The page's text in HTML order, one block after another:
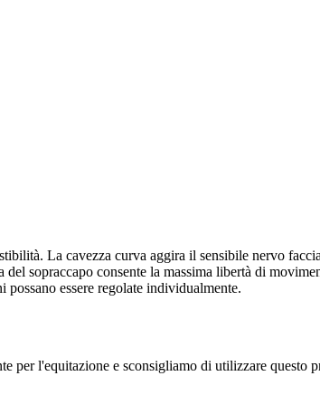
La cavezza curva aggira il sensibile nervo
sopraccapo consente la massima libertà di
essere regolate individualmente.
per l'equitazione e sconsigliamo di utilizzare questo